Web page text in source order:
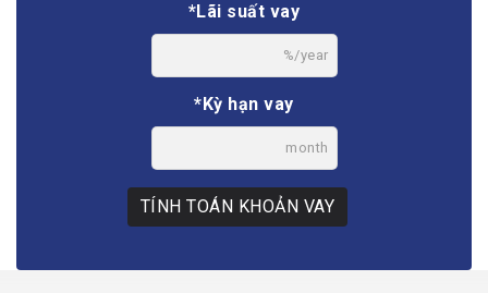
*Lãi suất vay
%/year
*Kỳ hạn vay
month
TÍNH TOÁN KHOẢN VAY